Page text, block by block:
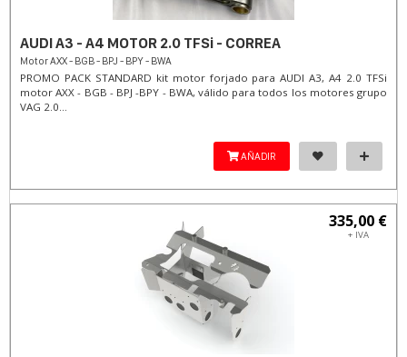
AUDI A3 - A4 MOTOR 2.0 TFSi - CORREA
Motor AXX - BGB - BPJ - BPY - BWA
PROMO PACK STANDARD kit motor forjado para AUDI A3, A4 2.0 TFSi
motor AXX - BGB - BPJ -BPY - BWA, válido para todos los motores grupo
VAG 2.0...
AÑADIR
335,00 €
+ IVA